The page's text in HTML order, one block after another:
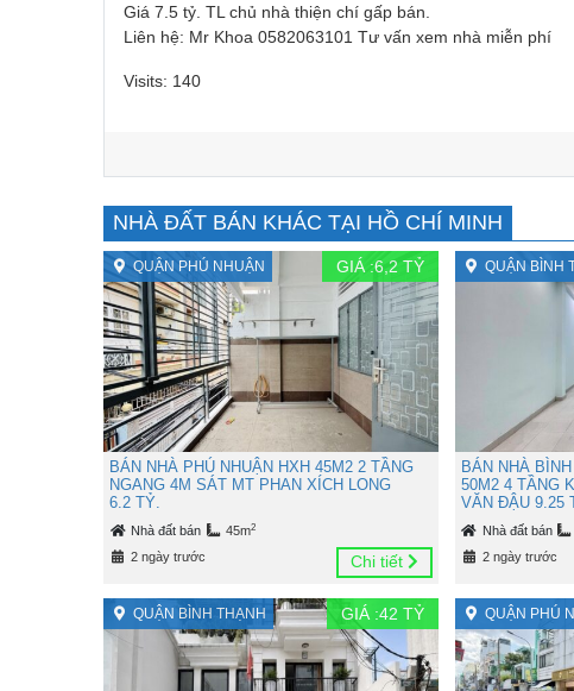
Giá 7.5 tỷ. TL chủ nhà thiện chí gấp bán.
Liên hệ: Mr Khoa 0582063101 Tư vấn xem nhà miễn phí
Visits: 140
NHÀ ĐẤT BÁN KHÁC TẠI HỒ CHÍ MINH
QUẬN PHÚ NHUẬN GIÁ :6,2 TỶ
BÁN NHÀ PHÚ NHUẬN HXH 45M2 2 TẦNG
NGANG 4M SÁT MT PHAN XÍCH LONG
6.2 TỶ.
Nhà đất bán 45m2
2 ngày trước Chi tiết
QUẬN BÌNH
BÁN NHÀ
50M2 4 TẦNG
VĂN ĐẬU 9.25
Nhà đất bán
2 ngày trước
QUẬN BÌNH THẠNH GIÁ :42 TỶ QUẬN PHÚ